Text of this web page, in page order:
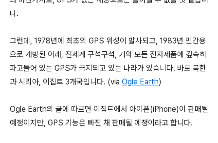
다.
그런데, 1978년에 최초의 GPS 위성이 발사되고, 1983년 민간용
으로 개방된 이래, 전세계 구석구석, 거의 모든 전자제품에 깊숙히
파고들어 있는 GPS가 금지되고 있는 나라가 있습니다. 바로 북한
과 시리아, 이집트 3개국입니다. (via Ogle Earth)
Ogle Earth의 글에 따르면 이집트에서 아이폰(iPhone)이 판매될
예정이지만, GPS 기능은 빠진 채 판매될 예정이라고 합니다.